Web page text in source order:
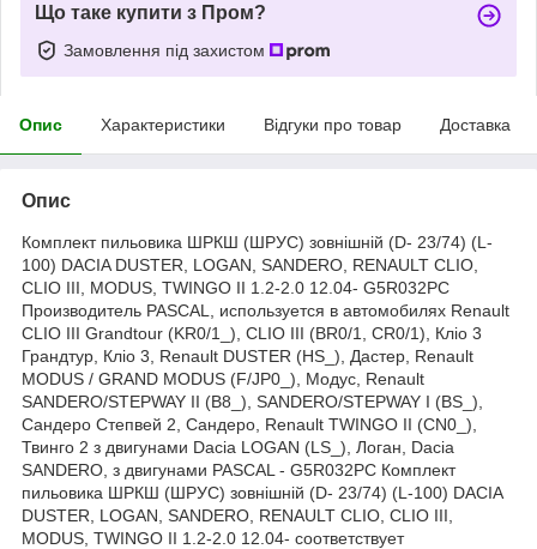
Що таке купити з Пром?
Замовлення під захистом
Опис Характеристики Відгуки про товар Доставка
Опис
Комплект пильовика ШРКШ (ШРУС) зовнішній (D- 23/74) (L-
100) DACIA DUSTER, LOGAN, SANDERO, RENAULT CLIO,
CLIO III, MODUS, TWINGO II 1.2-2.0 12.04- G5R032PC
Производитель PASCAL, используется в автомобилях Renault
CLIO III Grandtour (KR0/1_), CLIO III (BR0/1, CR0/1), Кліо 3
Грандтур, Кліо 3, Renault DUSTER (HS_), Дастер, Renault
MODUS / GRAND MODUS (F/JP0_), Модус, Renault
SANDERO/STEPWAY II (B8_), SANDERO/STEPWAY I (BS_),
Сандеро Степвей 2, Сандеро, Renault TWINGO II (CN0_),
Твинго 2 з двигунами Dacia LOGAN (LS_), Логан, Dacia
SANDERO, з двигунами PASCAL - G5R032PC Комплект
пильовика ШРКШ (ШРУС) зовнішній (D- 23/74) (L-100) DACIA
DUSTER, LOGAN, SANDERO, RENAULT CLIO, CLIO III,
MODUS, TWINGO II 1.2-2.0 12.04- соответствует